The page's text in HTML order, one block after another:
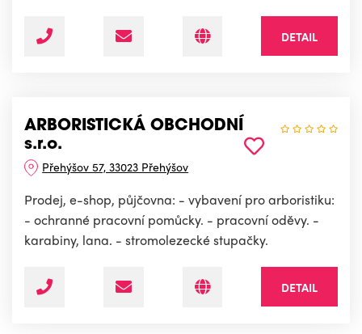
DETAIL
ARBORISTICKÁ OBCHODNÍ
s.r.o.
Přehýšov 57, 33023 Přehýšov
Prodej, e-shop, půjčovna: - vybavení pro arboristiku:
- ochranné pracovní pomůcky. - pracovní oděvy. -
karabiny, lana. - stromolezecké stupačky.
DETAIL